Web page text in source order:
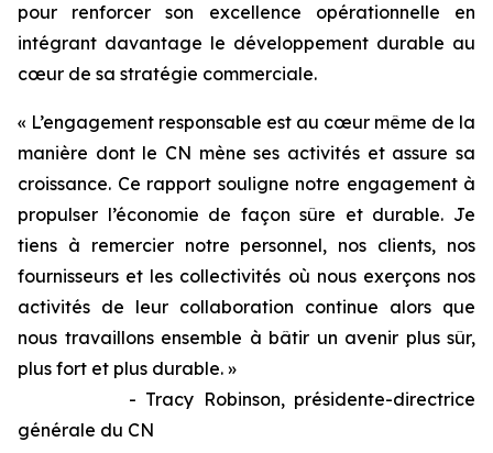
pour renforcer son excellence opérationnelle en
intégrant davantage le développement durable au
cœur de sa stratégie commerciale.
« L’engagement responsable est au cœur même de la
manière dont le CN mène ses activités et assure sa
croissance. Ce rapport souligne notre engagement à
propulser l’économie de façon sûre et durable. Je
tiens à remercier notre personnel, nos clients, nos
fournisseurs et les collectivités où nous exerçons nos
activités de leur collaboration continue alors que
nous travaillons ensemble à bâtir un avenir plus sûr,
plus fort et plus durable. »
- Tracy Robinson, présidente-directrice
générale du CN